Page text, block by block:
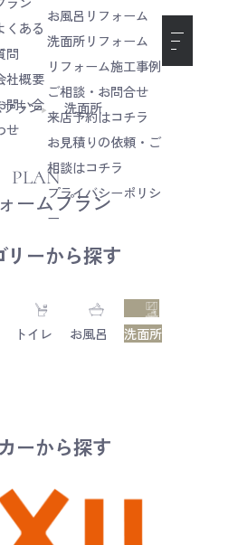
くある
問
社概要
問い合
せ
お風呂リフォーム
洗面所リフォーム
リフォーム施工事例
ご相談・お問合せ
来店予約はコチラ
お見積りの依頼・ご
相談はコチラ
プライバシーポリシ
ー
プラン 洗面所
PLAN
ームプラン
リーから探す
トイレ お風呂 洗面所
ーから探す